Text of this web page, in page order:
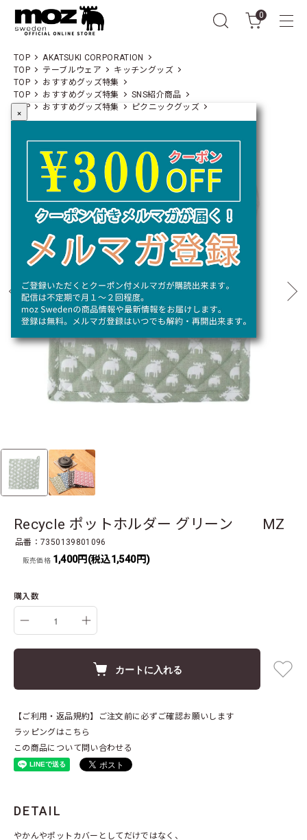
0
TOP
AKATSUKI CORPORATION
TOP
テーブルウェア
キッチングッズ
TOP
おすすめグッズ特集
TOP
おすすめグッズ特集
SNS紹介商品
TOP
おすすめグッズ特集 ピクニックグッズ
Recycle ポットホルダー グリーン MZ
品番：7350139801096
販売価格 1,400円(税込1,540円)
購入数
カートに入れる
【ご利用・返品規約】ご注文前に必ずご確認お願いします
ラッピングはこちら
この商品について問い合わせる
DETAIL
やかんやポットカバーとしてだけではなく、
×